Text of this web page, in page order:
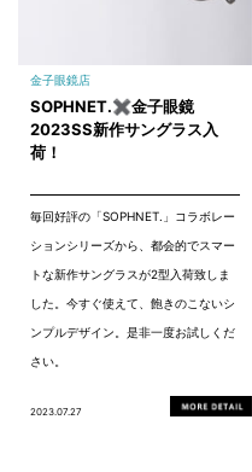
金子眼鏡店
SOPHNET.✖金子眼鏡
2023SS新作サングラス入
荷！
毎回好評の「SOPHNET.」コラボレー
ションシリーズから、都会的でスマー
トな新作サングラスが2型入荷致しま
した。今すぐ使えて、飽きのこないシ
ンプルデザイン。是非一度お試しくだ
さい。
2023.07.27